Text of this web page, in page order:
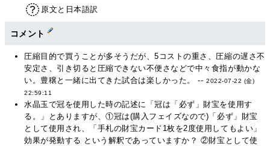
原文と日本語訳
コメント
圧縮目的で買うことが多そうだが、5コストの重さ、圧縮の遅さ不
安定さ、引き切ると圧縮できない不便さなどで中々食指が動かな
い。豊穣と一緒に出てきた試合は楽しかった。 -- 2022-07-22 (金)
22:59:11
水晶玉で冠を使用した時の記述に「冠は「必ず」財宝を使用す
る。」とありますが、①冠は(購入フェイズなので)「必ず」財宝
として使用され、「手札の財宝カード1枚を2度使用してもよい」
効果が発動する という解釈であっていますか？ ②財宝として使